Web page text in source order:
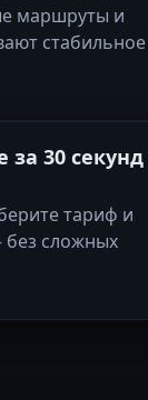
маршруты и
стабильное
30 секунд
тариф и
без сложных